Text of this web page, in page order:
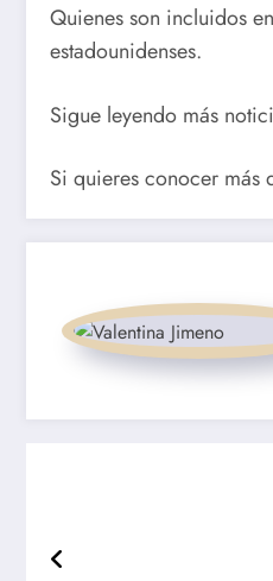
Quienes son incluidos
estadounidenses.
Sigue leyendo más
Si quieres conocer más